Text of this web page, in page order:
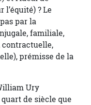
? Le
par la
familiale,
prémisse de la
Ury
de siècle que